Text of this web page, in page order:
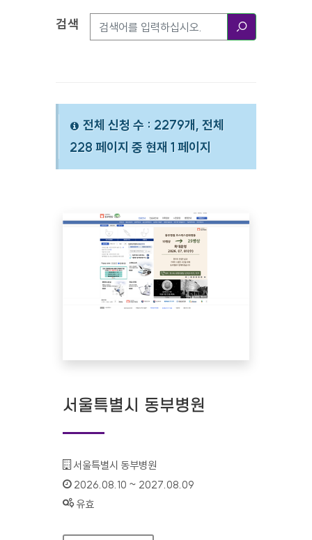
검색옵션
검색
전체 신청 수 : 2279개, 전체
228 페이지 중 현재 1 페이지
서울특별시 동부병원
기관명 :
서울특별시 동부병원
인증기간 :
2026.08.10 ~ 2027.08.09
상태 :
유효